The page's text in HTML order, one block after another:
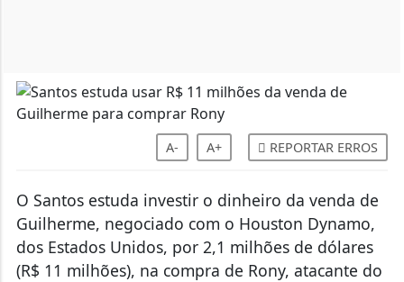
A- A+ REPORTAR ERROS
O Santos estuda investir o dinheiro da venda de
Guilherme, negociado com o Houston Dynamo,
dos Estados Unidos, por 2,1 milhões de dólares
(R$ 11 milhões), na compra de Rony, atacante do